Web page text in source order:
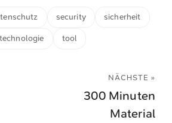
security sicherheit
technologie tool
NÄCHSTE »
300 Minuten
Material